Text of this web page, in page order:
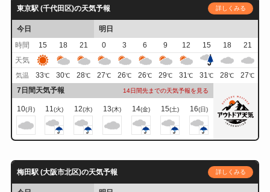
東京駅 (千代田区)の天気予報 詳しくみる
今日
明日
時間
15 18 21 0 3 6 9 12 15 18
21
天気
気温 33℃ 30℃ 28℃ 27℃ 26℃ 26℃ 29℃ 31℃ 31℃ 28℃ 27℃
7日間天気予報 14日間先までの天気予報を見る
10(月) 11(火) 12(水) 13(木) 14(金) 15(土) 16(日)
梅田駅 (大阪市北区)の天気予報 詳しくみる